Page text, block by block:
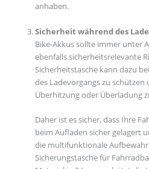
anhaben.
Sicherheit während des
Bike-Akkus sollte immer unter
ebenfalls sicherheitsrelevante
Sicherheitstasche kann dazu
des Ladevorgangs zu schützen
Überhitzung oder Überladung
Daher ist es sicher, dass Ihre
beim Aufladen sicher gelagert
die multifunktionale
Sicherungstasche für